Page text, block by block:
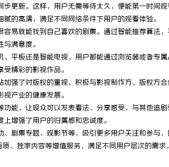
更新。这样，用户无需等待太久，便能第一时间
的高清，满足不同网络条件下用户的观看体验。
易就能找到自己喜欢的剧集。通过智能推荐算法
满意度。
、平板还是智能电视，用户都能通过浏览器或者专
精彩的影视作品。
强了对版权的重视，积极与影视制作方、版权方
产业的健康发展。
能，让观众可以发表看法、分享感受，与其他追
增强了用户的归属感和忠诚度。
剧集专题、观影节等，吸引更多用户关注和参与，
、独家内容等增值服务，满足不同用户层次的需求